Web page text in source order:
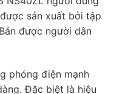
sản xuất bởi tập
được người dân
phóng điện mạnh
Đặc biệt là hiệu